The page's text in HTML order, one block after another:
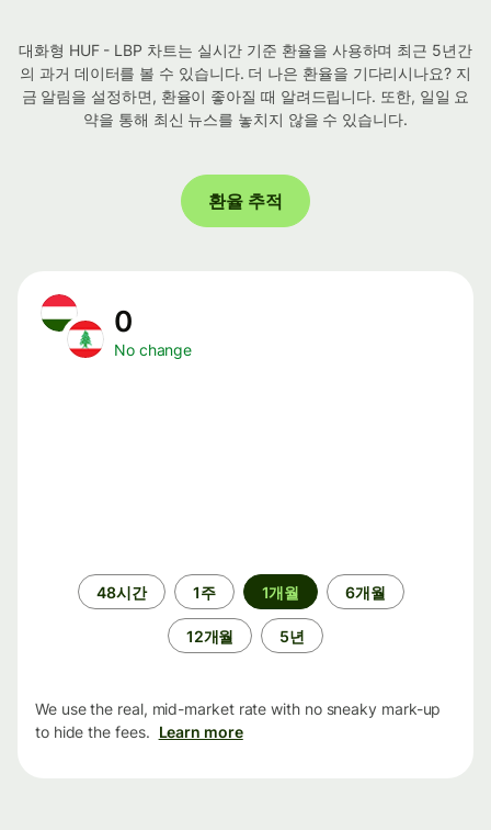
대화형 HUF - LBP 차트는 실시간 기준 환율을 사용하며 최근 5년간
의 과거 데이터를 볼 수 있습니다. 더 나은 환율을 기다리시나요? 지
금 알림을 설정하면, 환율이 좋아질 때 알려드립니다. 또한, 일일 요
약을 통해 최신 뉴스를 놓치지 않을 수 있습니다.
환율 추적
0
No change
48시간 1주 1개월 6개월
12개월 5년
We use the real, mid-market rate with no sneaky mark-up
to hide the fees. Learn more